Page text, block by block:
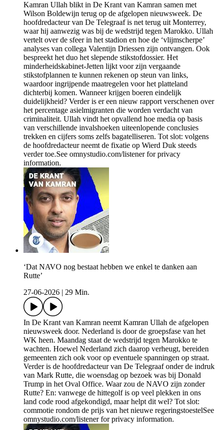
Kamran Ullah blikt in De Krant van Kamran samen met
Wilson Boldewijn terug op de afgelopen nieuwsweek. De
hoofdredacteur van De Telegraaf is net terug uit Monterrey,
waar hij aanwezig was bij de wedstrijd tegen Marokko. Ullah
vertelt over de sfeer in het stadion en hoe de ‘vlijmscherpe’
analyses van collega Valentijn Driessen zijn ontvangen. Ook
bespreekt het duo het slepende stikstofdossier. Het
minderheidskabinet-Jetten lijkt voor zijn vergaande
stikstofplannen te kunnen rekenen op steun van links,
waardoor ingrijpende maatregelen voor het platteland
dichterbij komen. Wanneer krijgen boeren eindelijk
duidelijkheid? Verder is er een nieuw rapport verschenen over
het percentage asielmigranten die worden verdacht van
criminaliteit. Ullah vindt het opvallend hoe media op basis
van verschillende invalshoeken uiteenlopende conclusies
trekken en cijfers soms zelfs bagatelliseren. Tot slot: volgens
de hoofdredacteur neemt de fixatie op Wierd Duk steeds
verder toe.See omnystudio.com/listener for privacy
information.
‘Dat NAVO nog bestaat hebben we enkel te danken aan
Rutte’
27-06-2026
29 Min.
In De Krant van Kamran neemt Kamran Ullah de afgelopen
nieuwsweek door. Nederland is door de groepsfase van het
WK heen. Maandag staat de wedstrijd tegen Marokko te
wachten. Hoewel Nederland zich daarop verheugt, bereiden
gemeenten zich ook voor op eventuele spanningen op straat.
Verder is de hoofdredacteur van De Telegraaf onder de indruk
van Mark Rutte, die woensdag op bezoek was bij Donald
Trump in het Oval Office. Waar zou de NAVO zijn zonder
Rutte? En: vanwege de hittegolf is op veel plekken in ons
land code rood afgekondigd, maar helpt dit wel? Tot slot:
commotie rondom de prijs van het nieuwe regeringstoestelSee
omnystudio.com/listener for privacy information.